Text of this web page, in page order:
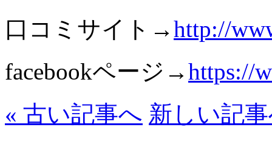
口コミサイト→http://
facebookページ→https://
« 古い記事へ 新しい記